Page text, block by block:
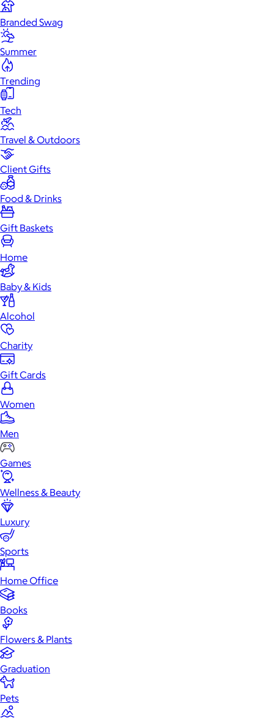
Branded Swag
Summer
Trending
Tech
Travel & Outdoors
Client Gifts
Food & Drinks
Gift Baskets
Home
Baby & Kids
Alcohol
Charity
Gift Cards
Women
Men
Games
Wellness & Beauty
Luxury
Sports
Home Office
Books
Flowers & Plants
Graduation
Pets